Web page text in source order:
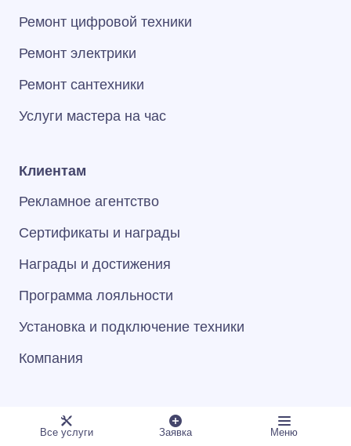
Ремонт цифровой техники
Ремонт электрики
Ремонт сантехники
Услуги мастера на час
Клиентам
Рекламное агентство
Сертификаты и награды
Награды и достижения
Программа лояльности
Установка и подключение техники
Компания
Общее
Все услуги Заявка Меню